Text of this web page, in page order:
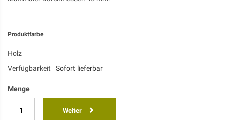
Produktfarbe
Holz
Verfügbarkeit
Sofort lieferbar
Menge
Weiter